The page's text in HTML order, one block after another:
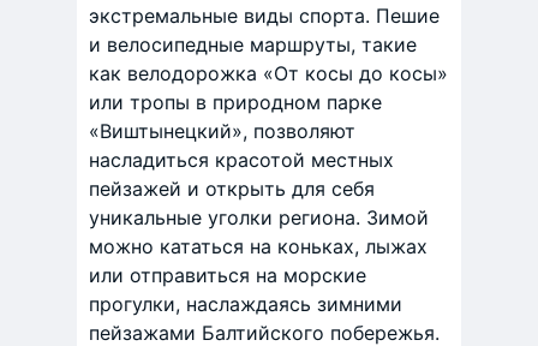
экстремальные виды спорта. Пешие
и велосипедные маршруты, такие
как велодорожка «От косы до косы»
или тропы в природном парке
«Виштынецкий», позволяют
насладиться красотой местных
пейзажей и открыть для себя
уникальные уголки региона. Зимой
можно кататься на коньках, лыжах
или отправиться на морские
прогулки, наслаждаясь зимними
пейзажами Балтийского побережья.​